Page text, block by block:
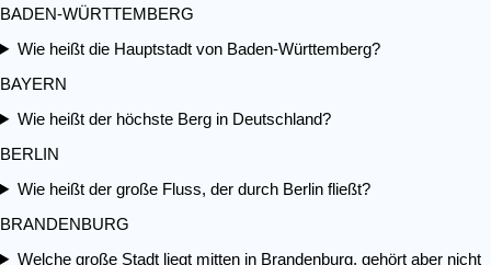
BADEN-WÜRTTEMBERG
Wie heißt die Hauptstadt von Baden-Württemberg?
BAYERN
Wie heißt der höchste Berg in Deutschland?
BERLIN
Wie heißt der große Fluss, der durch Berlin fließt?
BRANDENBURG
Welche große Stadt liegt mitten in Brandenburg, gehört aber nicht